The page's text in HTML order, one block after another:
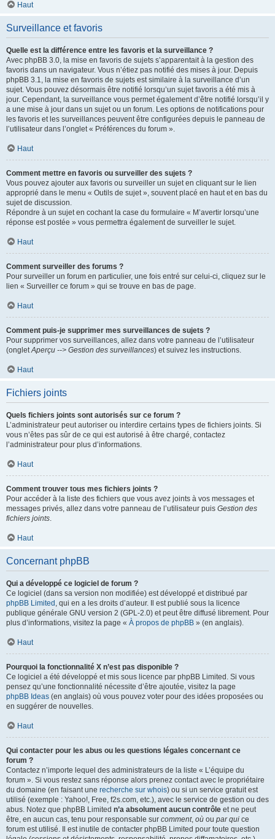
Haut
Surveillance et favoris
Quelle est la différence entre les favoris et la surveillance ?
Avec phpBB 3.0, la mise en favoris de sujets s’apparentait à la gestion des
favoris dans un navigateur. Vous n’étiez pas notifié des mises à jour. Depuis
phpBB 3.1, la mise en favoris de sujets est similaire à la surveillance d’un
sujet. Vous pouvez désormais être notifié lorsqu’un sujet favoris a été mis à
jour. Cependant, la surveillance vous permet également d’être notifié lorsqu’il y
a une mise à jour dans un sujet ou un forum. Les options de notifications pour
les favoris et les surveillances peuvent être configurées depuis le panneau de
l’utilisateur dans l’onglet « Préférences du forum ».
Haut
Comment mettre en favoris ou surveiller des sujets ?
Vous pouvez ajouter aux favoris ou surveiller un sujet en cliquant sur le lien
approprié dans le menu « Outils de sujet », souvent placé en haut et en bas du
sujet de discussion.
Répondre à un sujet en cochant la case du formulaire « M’avertir lorsqu’une
réponse est postée » vous permettra également de surveiller le sujet.
Haut
Comment surveiller des forums ?
Pour surveiller un forum en particulier, une fois entré sur celui-ci, cliquez sur le
lien « Surveiller ce forum » qui se trouve en bas de page.
Haut
Comment puis-je supprimer mes surveillances de sujets ?
Pour supprimer vos surveillances, allez dans votre panneau de l’utilisateur
(ongletAperçu --> Gestion des surveillances) et suivez les instructions.
Haut
Fichiers joints
Quels fichiers joints sont autorisés sur ce forum ?
L’administrateur peut autoriser ou interdire certains types de fichiers joints. Si
vous n’êtes pas sûr de ce qui est autorisé à être chargé, contactez
l’administrateur pour plus d’informations.
Haut
Comment trouver tous mes fichiers joints ?
Pour accéder à la liste des fichiers que vous avez joints à vos messages et
messages privés, allez dans votre panneau de l’utilisateur puis Gestion des
fichiers joints.
Haut
Concernant phpBB
Qui a développé ce logiciel de forum ?
Ce logiciel (dans sa version non modifiée) est développé et distribué par
phpBB Limited , qui en a les droits d’auteur. Il est publié sous la licence
publique générale GNU version 2 (GPL-2.0) et peut être diffusé librement. Pour
plus d’informations, visitez la page « À propos de phpBB » (en anglais).
Haut
Pourquoi la fonctionnalité X n’est pas disponible ?
Ce logiciel a été développé et mis sous licence par phpBB Limited. Si vous
pensez qu’une fonctionnalité nécessite d’être ajoutée, visitez la page
phpBB Ideas (en anglais) où vous pouvez voter pour des idées proposées ou
en suggérer de nouvelles.
Haut
Qui contacter pour les abus ou les questions légales concernant ce
forum ?
Contactez n’importe lequel des administrateurs de la liste « L’équipe du
forum ». Si vous restez sans réponse alors prenez contact avec le propriétaire
du domaine (en faisant une recherche sur whois) ou si un service gratuit est
utilisé (exemple : Yahoo!, Free, f2s.com, etc.), avec le service de gestion ou des
abus. Notez que phpBB Limited n’a absolument aucun contrôle et ne peut
être, en aucun cas, tenu pour responsable sur comment, où ou par qui ce
forum est utilisé. Il est inutile de contacter phpBB Limited pour toute question